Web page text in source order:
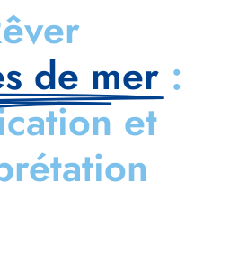
de mer :
et